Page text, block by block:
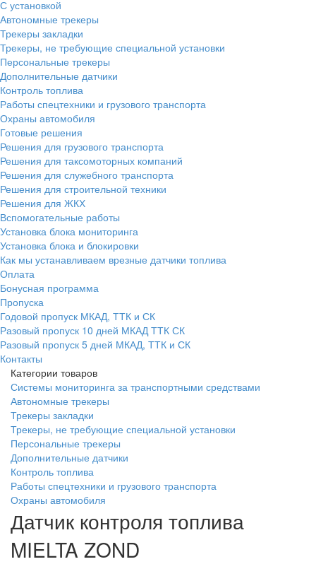
С установкой
Автономные трекеры
Трекеры закладки
Трекеры, не требующие специальной установки
Персональные трекеры
Дополнительные датчики
Контроль топлива
Работы спецтехники и грузового транспорта
Охраны автомобиля
Готовые решения
Решения для грузового транспорта
Решения для таксомоторных компаний
Решения для служебного транспорта
Решения для строительной техники
Решения для ЖКХ
Вспомогательные работы
Установка блока мониторинга
Установка блока и блокировки
Как мы устанавливаем врезные датчики топлива
Оплата
Бонусная программа
Пропуска
Годовой пропуск МКАД, ТТК и СК
Разовый пропуск 10 дней МКАД ТТК СК
Разовый пропуск 5 дней МКАД, ТТК и СК
Контакты
Категории товаров
Системы мониторинга за транспортными средствами
Автономные трекеры
Трекеры закладки
Трекеры, не требующие специальной установки
Персональные трекеры
Дополнительные датчики
Контроль топлива
Работы спецтехники и грузового транспорта
Охраны автомобиля
Датчик контроля топлива
MIELTA ZOND